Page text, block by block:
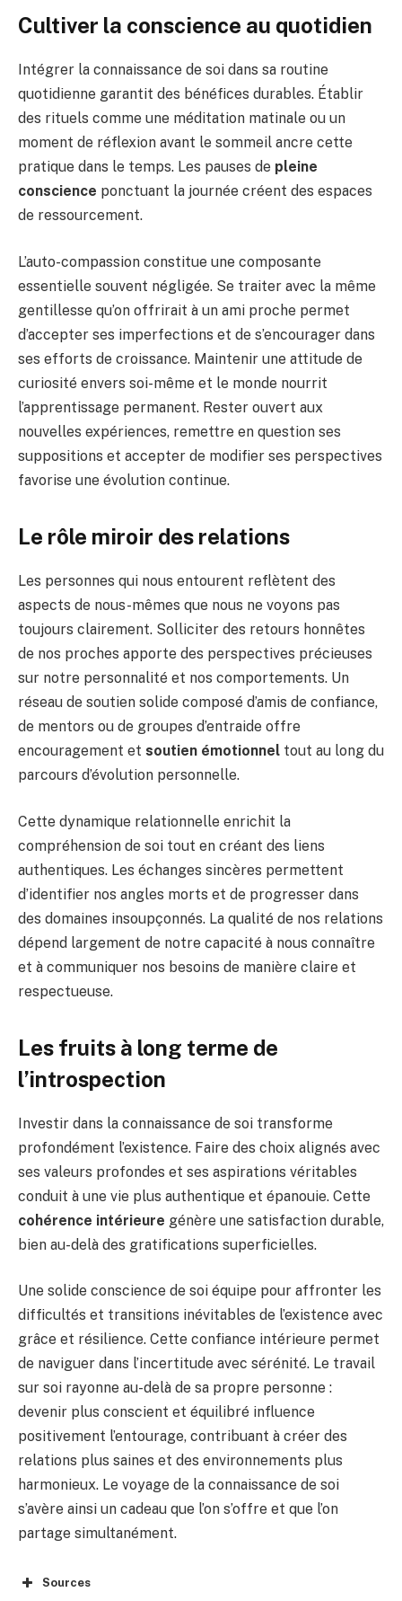
Cultiver la conscience au quotidien
Intégrer la connaissance de soi dans sa routine
quotidienne garantit des bénéfices durables. Établir
des rituels comme une méditation matinale ou un
moment de réflexion avant le sommeil ancre cette
pratique dans le temps. Les pauses de pleine
conscience ponctuant la journée créent des espaces
de ressourcement.
L’auto-compassion constitue une composante
essentielle souvent négligée. Se traiter avec la même
gentillesse qu’on offrirait à un ami proche permet
d’accepter ses imperfections et de s’encourager dans
ses efforts de croissance. Maintenir une attitude de
curiosité envers soi-même et le monde nourrit
l’apprentissage permanent. Rester ouvert aux
nouvelles expériences, remettre en question ses
suppositions et accepter de modifier ses perspectives
favorise une évolution continue.
Le rôle miroir des relations
Les personnes qui nous entourent reflètent des
aspects de nous-mêmes que nous ne voyons pas
toujours clairement. Solliciter des retours honnêtes
de nos proches apporte des perspectives précieuses
sur notre personnalité et nos comportements. Un
réseau de soutien solide composé d’amis de confiance,
de mentors ou de groupes d’entraide offre
encouragement et soutien émotionnel tout au long du
parcours d’évolution personnelle.
Cette dynamique relationnelle enrichit la
compréhension de soi tout en créant des liens
authentiques. Les échanges sincères permettent
d’identifier nos angles morts et de progresser dans
des domaines insoupçonnés. La qualité de nos relations
dépend largement de notre capacité à nous connaître
et à communiquer nos besoins de manière claire et
respectueuse.
Les fruits à long terme de
l’introspection
Investir dans la connaissance de soi transforme
profondément l’existence. Faire des choix alignés avec
ses valeurs profondes et ses aspirations véritables
conduit à une vie plus authentique et épanouie. Cette
cohérence intérieure génère une satisfaction durable,
bien au-delà des gratifications superficielles.
Une solide conscience de soi équipe pour affronter les
difficultés et transitions inévitables de l’existence avec
grâce et résilience. Cette confiance intérieure permet
de naviguer dans l’incertitude avec sérénité. Le travail
sur soi rayonne au-delà de sa propre personne :
devenir plus conscient et équilibré influence
positivement l’entourage, contribuant à créer des
relations plus saines et des environnements plus
harmonieux. Le voyage de la connaissance de soi
s’avère ainsi un cadeau que l’on s’offre et que l’on
partage simultanément.
Sources